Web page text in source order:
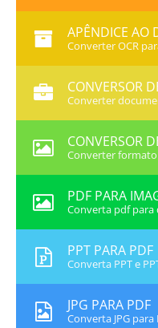
APÊNDICE AO
Converter OCR
CONVERSOR
Converter
CONVERSOR
Converter
PDF PARA
Converta pdf
PPT PARA PDF
Converta PPT e
JPG PARA PDF
Converta JPG para